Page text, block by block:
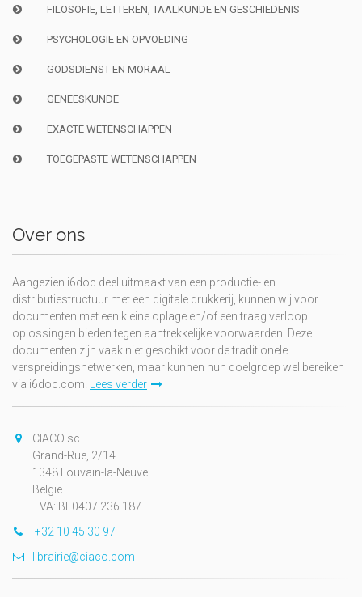
FILOSOFIE, LETTEREN, TAALKUNDE EN GESCHIEDENIS
PSYCHOLOGIE EN OPVOEDING
GODSDIENST EN MORAAL
GENEESKUNDE
EXACTE WETENSCHAPPEN
TOEGEPASTE WETENSCHAPPEN
Over ons
Aangezien i6doc deel uitmaakt van een productie- en
distributiestructuur met een digitale drukkerij, kunnen wij voor
documenten met een kleine oplage en/of een traag verloop
oplossingen bieden tegen aantrekkelijke voorwaarden. Deze
documenten zijn vaak niet geschikt voor de traditionele
verspreidingsnetwerken, maar kunnen hun doelgroep wel bereiken
via i6doc.com. Lees verder
CIACO sc
Grand-Rue, 2/14
1348 Louvain-la-Neuve
België
TVA: BE0407.236.187
+32 10 45 30 97
librairie@ciaco.com